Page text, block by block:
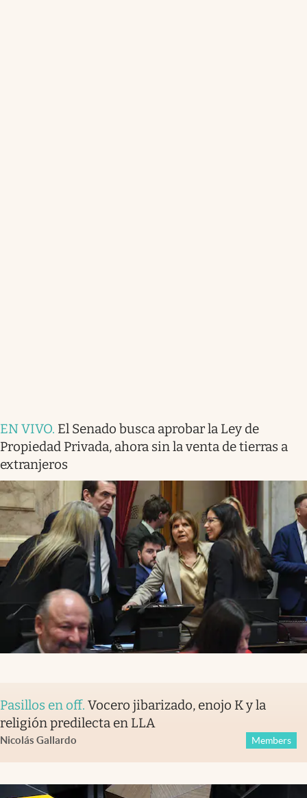
EN VIVO. El Senado busca aprobar la Ley de
Propiedad Privada, ahora sin la venta de tierras a
extranjeros
Pasillos en off. Vocero jibarizado, enojo K y la
religión predilecta en LLA
Nicolás Gallardo Members